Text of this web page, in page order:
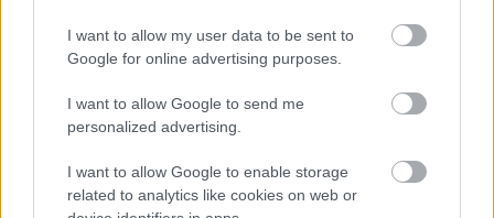
I want to allow my user data to be sent to
Google for online advertising purposes.
I want to allow Google to send me
personalized advertising.
I want to allow Google to enable storage
related to analytics like cookies on web or
mostanra oldhatták meg véglegesen a szezon
elejétől őket sújtó fékproblémákat. Német
lapinformációk szerint a
titán helyett már szénszálas fékeket fog használni.